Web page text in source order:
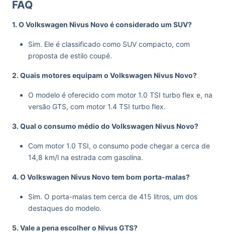
FAQ
1. O Volkswagen Nivus Novo é considerado um SUV?
Sim. Ele é classificado como SUV compacto, com
proposta de estilo coupé.
2. Quais motores equipam o Volkswagen Nivus Novo?
O modelo é oferecido com motor 1.0 TSI turbo flex e, na
versão GTS, com motor 1.4 TSI turbo flex.
3. Qual o consumo médio do Volkswagen Nivus Novo?
Com motor 1.0 TSI, o consumo pode chegar a cerca de
14,8 km/l na estrada com gasolina.
4. O Volkswagen Nivus Novo tem bom porta-malas?
Sim. O porta-malas tem cerca de 415 litros, um dos
destaques do modelo.
5. Vale a pena escolher o Nivus GTS?